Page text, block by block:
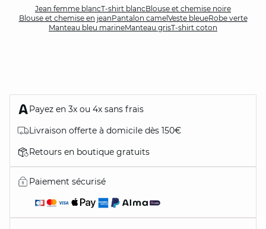
Jean femme blancT-shirt blancBlouse et chemise noire
Blouse et chemise en jeanPantalon camel Veste bleueRobe verte
Manteau bleu marineManteau grisT-shirt coton
Payez en 3x ou 4x sans frais
Livraison offerte à domicile dès 150€
Retours en boutique gratuits
Paiement sécurisé